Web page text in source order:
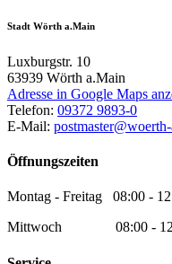
Stadt Wörth a.Main
Luxburgstr. 10
63939 Wörth a.Main
Adresse in Google Maps
Telefon: 09372 9893-0
E-Mail:
Öffnungszeiten
Montag - Freitag 08:00 -
Mittwoch 08:00 - 12:00